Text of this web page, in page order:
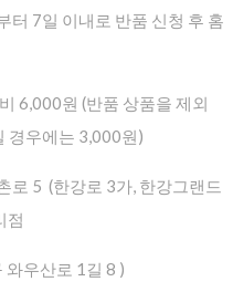
터 7일 이내로 반품 신청 후 홈
6,000원 (반품 상품을 제외
경우에는 3,000원)
로 5 (한강로 3가, 한강그랜드
점
와우산로 1길 8 )